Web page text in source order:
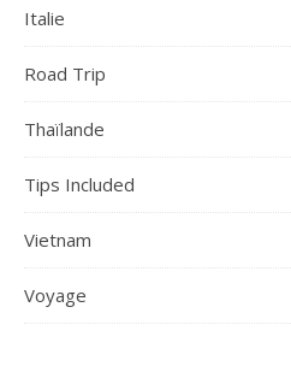
Italie
Road Trip
Thaïlande
Tips Included
Vietnam
Voyage